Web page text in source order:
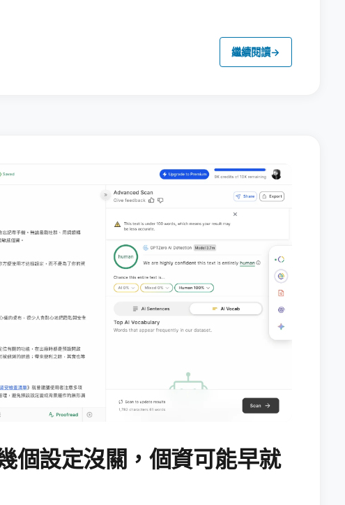
繼續閱讀→
個設定沒關，個資可能早就